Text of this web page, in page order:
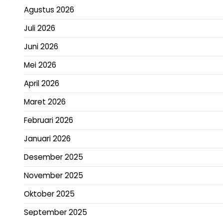
Agustus 2026
Juli 2026
Juni 2026
Mei 2026
April 2026
Maret 2026
Februari 2026
Januari 2026
Desember 2025
November 2025
Oktober 2025
September 2025